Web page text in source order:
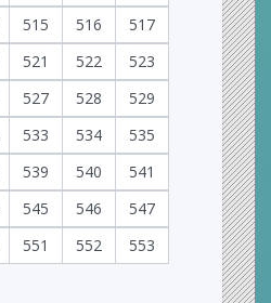
515 516
517
521 522
523
527 528
529
533 534
535
539 540
541
545 546
547
551 552
553